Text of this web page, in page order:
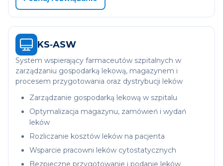
KS‑ASW
System wspierający farmaceutów szpitalnych w
zarządzaniu gospodarką lekową, magazynem i
procesem przygotowania oraz dystrybucji leków
Zarządzanie gospodarką lekową w szpitalu
Optymalizacja magazynu, zamówień i wydań
leków
Rozliczanie kosztów leków na pacjenta
Wsparcie pracowni leków cytostatycznych